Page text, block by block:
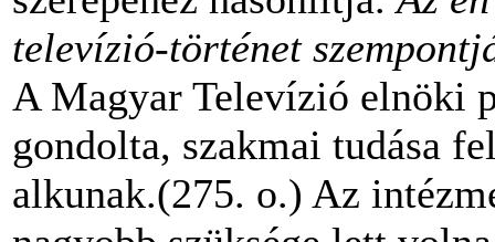
televízió-történet
A Magyar Televízió elnöki
gondolta, szakmai tudása
alkunak.(275. o.) Az